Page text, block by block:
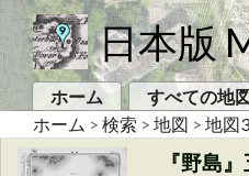
日本版
ホーム すべての地
ホーム > 検索 > 地図 > 地図
『野島